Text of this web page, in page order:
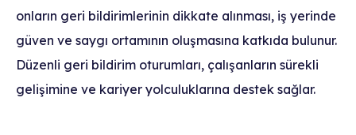
onların geri bildirimlerinin dikkate alınması, iş yerinde
güven ve saygı ortamının oluşmasına katkıda bulunur.
Düzenli geri bildirim oturumları, çalışanların sürekli
gelişimine ve kariyer yolculuklarına destek sağlar.